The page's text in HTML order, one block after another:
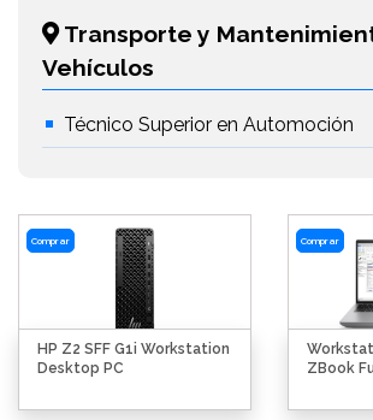
Transporte y
Vehículos
Técnico Superior en Automoción
Comprar
HP Z2 SFF G1i Workstation
Desktop PC
Comprar
ZBook